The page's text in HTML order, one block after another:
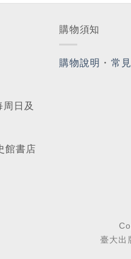
日及
館書店
購物須知
購物說明 ・ 常
臺大